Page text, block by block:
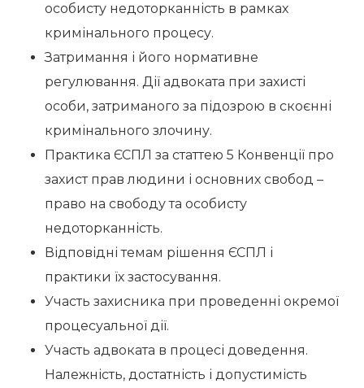
особисту недоторканність в рамках
кримінального процесу.
Затримання і його нормативне
регулювання. Дії адвоката при захисті
особи, затриманого за підозрою в скоєнні
кримінального злочину.
Практика ЄСПЛ за статтею 5 Конвенції про
захист прав людини і основних свобод –
право на свободу та особисту
недоторканність.
Відповідні темам рішення ЄСПЛ і
практики їх застосування.
Участь захисника при проведенні окремої
процесуальної дії.
Участь адвоката в процесі доведення.
Належність, достатність і допустимість